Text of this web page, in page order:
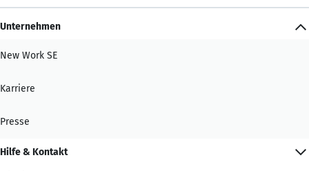
Unternehmen
New Work SE
Karriere
Presse
Hilfe & Kontakt